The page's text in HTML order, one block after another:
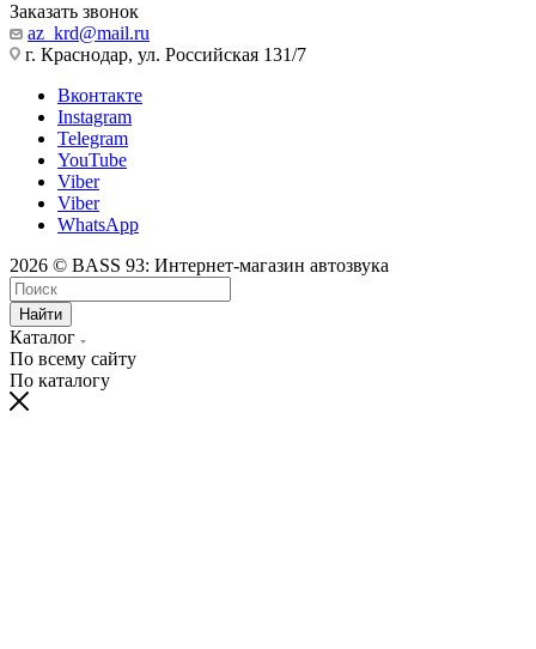
Заказать звонок
az_krd@mail.ru
г. Краснодар, ул. Российская 131/7
Вконтакте
Instagram
Telegram
YouTube
Viber
Viber
WhatsApp
2026 © BASS 93: Интернет-магазин автозвука
Найти
Каталог
По всему сайту
По каталогу